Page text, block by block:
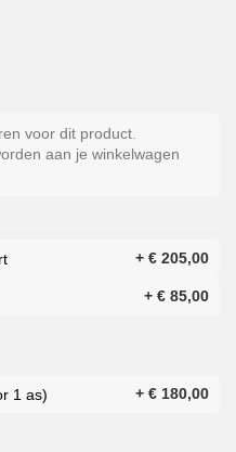
voor dit product.
aan je winkelwagen
+ € 205,00
+ € 85,00
1 as) + € 180,00